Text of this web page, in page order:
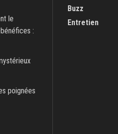
le
:
poignées
Buzz
Entretien